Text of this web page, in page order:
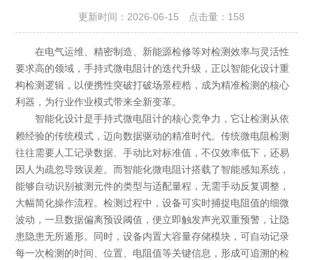
更新时间：2026-06-15 点击量： 158
在电气运维、精密制造、新能源检修等对检测效率与灵活性
要求高的领域，手持式微电阻计的迭代升级，正以智能化设计重
构检测逻辑，以便携性突破打破场景桎梏，成为精准检测的核心
利器，为行业作业模式带来全新变革。
智能化设计是手持式微电阻计的核心竞争力，它让检测从依
赖经验的传统模式，迈向数据驱动的精准时代。传统微电阻检测
往往需要人工记录数据、手动比对标准值，不仅效率低下，还易
因人为疏忽导致误差。而智能化微电阻计搭载了智能感知系统，
能够自动识别被测元件的类型与适配量程，无需手动反复调整，
大幅简化操作流程。检测过程中，设备可实时捕捉电阻值的细微
波动，一旦数据偏离预设阈值，便立即触发声光双重预警，让隐
患隐患无所遁形。同时，设备内置大容量存储模块，可自动记录
每一次检测的时间、位置、电阻值等关键信息，形成可追溯的检